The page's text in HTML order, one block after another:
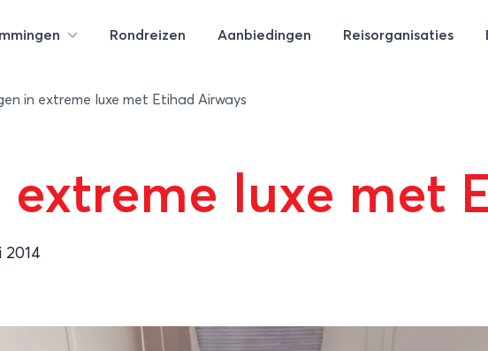
Rondreizen Aanbiedingen Reisorganisaties
in extreme luxe met Etihad Airways
luxe met
2014